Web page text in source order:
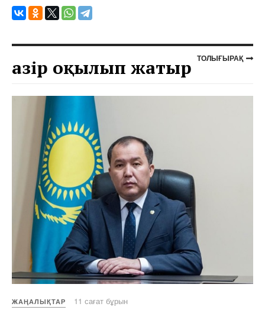
Қазір оқылып жатыр ТОЛЫҒЫРАҚ
ЖАҢАЛЫҚТАР 11 сағат бұрын